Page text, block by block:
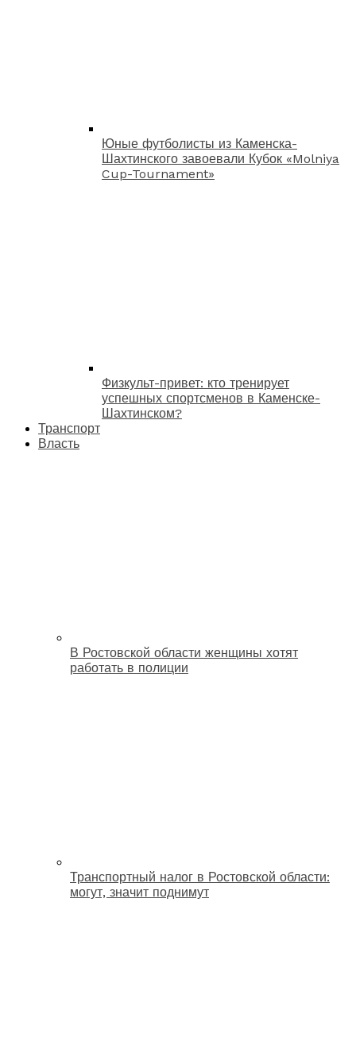
Юные футболисты из Каменска-
Шахтинского завоевали Кубок «Molniya
Cup-Tournament»
Физкульт-привет: кто тренирует
успешных спортсменов в Каменске-
Шахтинском?
Транспорт
Власть
В Ростовской области женщины хотят
работать в полиции
Транспортный налог в Ростовской области:
могут, значит поднимут